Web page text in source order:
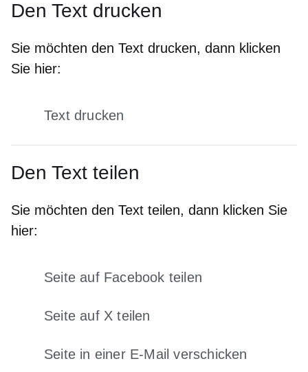
Den Text drucken
Sie möchten den Text drucken, dann klicken
Sie hier:
Text drucken
Den Text teilen
Sie möchten den Text teilen, dann klicken Sie
hier:
Seite auf Facebook teilen
Öffnet sich in einem neuen
Seite auf X teilen
Öffnet sich in einem neuen Fenster
Seite in einer E-Mail verschicken
Öffnet sich in einem neuen